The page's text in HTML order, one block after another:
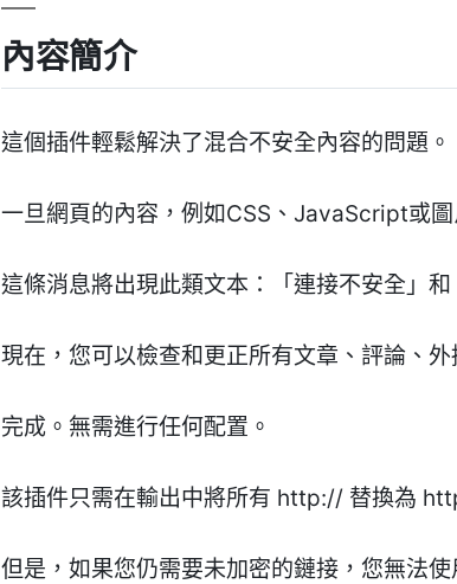
內容簡介
這個插件輕鬆解決了混合不安全內容的問題。
一旦網頁的內容，例如CSS、JavaScript或
這條消息將出現此類文本：「連接不安全」
現在，您可以檢查和更正所有文章、評論、外
完成。無需進行任何配置。
該插件只需在輸出中將所有 http:// 替換為
但是，如果您仍需要未加密的鏈接，您無法